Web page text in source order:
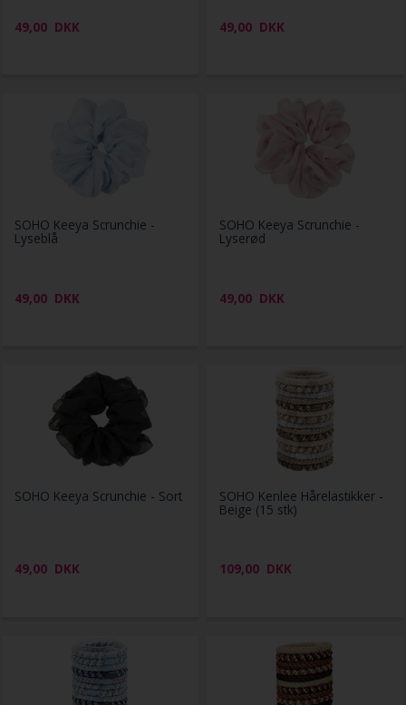
49,00 DKK 49,00 DKK
SOHO Keeya Scrunchie -
Lyseblå
49,00 DKK
SOHO Keeya Scrunchie -
Lyserød
49,00 DKK
SOHO Keeya Scrunchie - Sort
49,00 DKK
SOHO Kenlee Hårelastikker -
Beige (15 stk)
109,00 DKK